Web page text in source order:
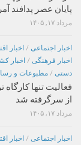
پایان عصر پدافند
مرداد ۱۷, ۱۴۰۵
اخبار اجتماعی / اخبار
اخبار فرهنگی / اخبار
دستی / مطبوعات و
فعالیت تنها
از سرگرفته شد
مرداد ۱۷, ۱۴۰۵
اخبار اجتماعی / اخبار